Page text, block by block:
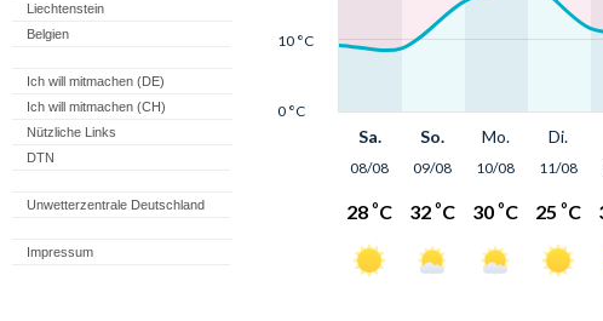
Liechtenstein
Belgien
Ich will mitmachen (DE)
Ich will mitmachen (CH)
Nützliche Links
DTN
Unwetterzentrale Deutschland
Impressum